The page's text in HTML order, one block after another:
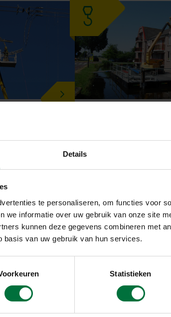
Details
te personaliseren, om functies voor
we informatie over uw gebruik van onze site
kunnen deze gegevens combineren met
van uw gebruik van hun services.
Statistieken
LAAT U ADVISEREN
huren van kranen? Vul dan het onderstaande
Heeft u vragen en overlegt u die liever
gerust even met onze expert.